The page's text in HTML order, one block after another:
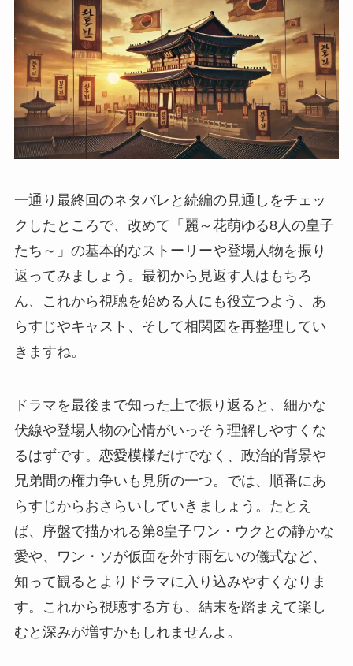
一通り最終回のネタバレと続編の見通しをチェッ
クしたところで、改めて「麗～花萌ゆる8人の皇子
たち～」の基本的なストーリーや登場人物を振り
返ってみましょう。最初から見返す人はもちろ
ん、これから視聴を始める人にも役立つよう、あ
らすじやキャスト、そして相関図を再整理してい
きますね。
ドラマを最後まで知った上で振り返ると、細かな
伏線や登場人物の心情がいっそう理解しやすくな
るはずです。恋愛模様だけでなく、政治的背景や
兄弟間の権力争いも見所の一つ。では、順番にあ
らすじからおさらいしていきましょう。たとえ
ば、序盤で描かれる第8皇子ワン・ウクとの静かな
愛や、ワン・ソが仮面を外す雨乞いの儀式など、
知って観るとよりドラマに入り込みやすくなりま
す。これから視聴する方も、結末を踏まえて楽し
むと深みが増すかもしれませんよ。